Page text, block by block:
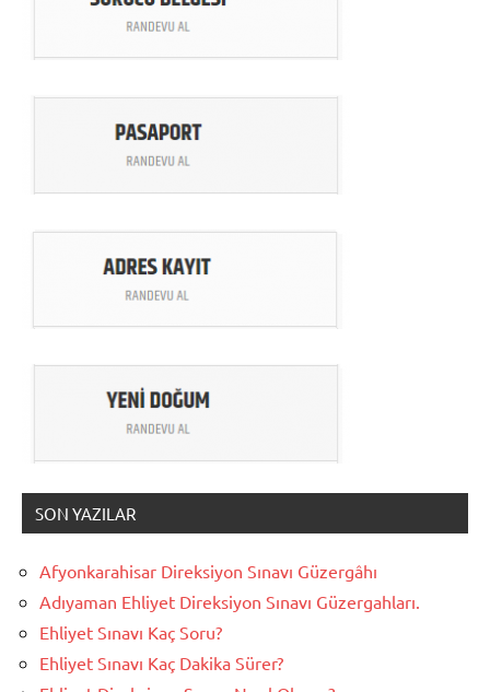
SON YAZILAR
Afyonkarahisar Direksiyon Sınavı Güzergâhı
Adıyaman Ehliyet Direksiyon Sınavı Güzergahları.
Ehliyet Sınavı Kaç Soru?
Ehliyet Sınavı Kaç Dakika Sürer?